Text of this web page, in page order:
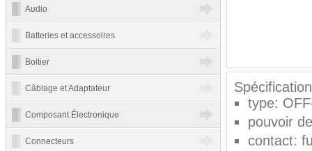
type:
pouvoir
contact:
Audio
Batteries et accessoires
Boitier
Câblage et Adaptateur
Composant Électronique
Connecteurs